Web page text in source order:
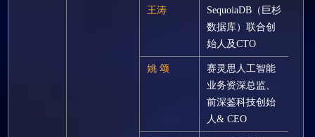
王涛
SequoiaDB（巨杉
数据库）联合创
始人及CTO
姚 颂
赛灵思人工智能
业务资深总监、
前深鉴科技创始
人& CEO